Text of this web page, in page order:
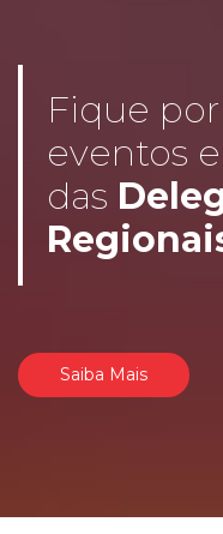
Fique
eventos
das
Saiba Mais